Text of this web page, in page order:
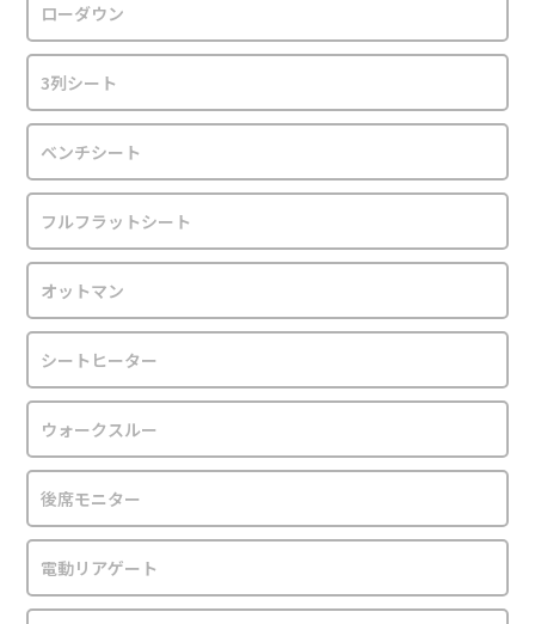
ローダウン
3列シート
ベンチシート
フルフラットシート
オットマン
シートヒーター
ウォークスルー
後席モニター
電動リアゲート